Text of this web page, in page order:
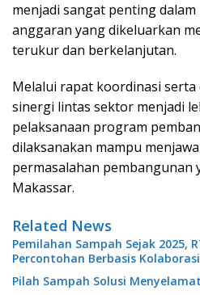
menjadi sangat penting
anggaran yang dikeluarkan
terukur dan berkelanjutan.
Melalui rapat koordinasi
sinergi lintas sektor menjadi
pelaksanaan program
dilaksanakan mampu
permasalahan pembangunan
Makassar.
Related News
Pemilahan Sampah Sejak 2025,
Percontohan Berbasis
Pilah Sampah Solusi